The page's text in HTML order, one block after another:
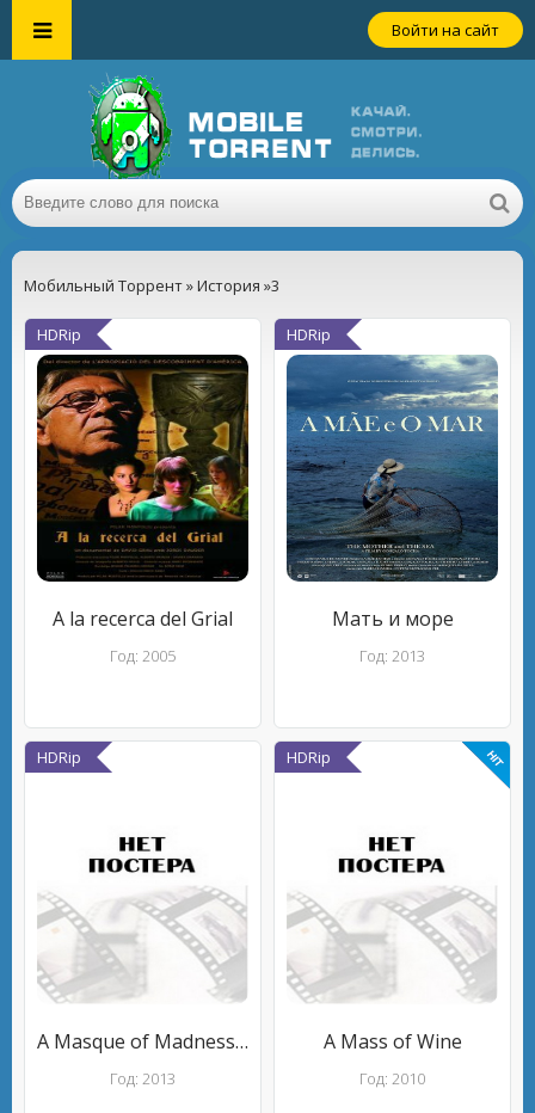
Войти на сайт
Мобильный Торрент»История »3
HDRip
A la recerca del Grial
Год: 2005
HDRip
Мать и море
Год: 2013
HDRip
A Masque of Madness (Notes on Film 06-B, Monologue 02)
Год: 2013
HDRip
A Mass of Wine
Год: 2010